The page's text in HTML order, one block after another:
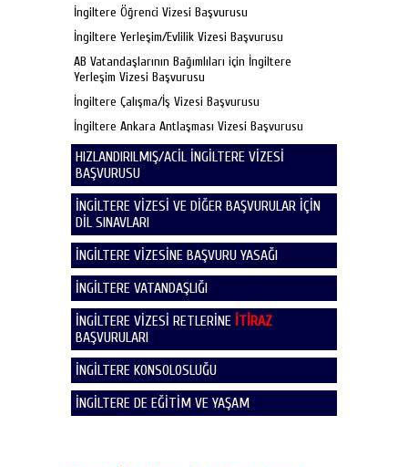
İngiltere Öğrenci Vizesi Başvurusu
İngiltere Yerleşim/Evlilik Vizesi Başvurusu
AB Vatandaşlarının Bağımlıları için İngiltere
Yerleşim Vizesi Başvurusu
İngiltere Çalışma/İş Vizesi Başvurusu
İngiltere Ankara Antlaşması Vizesi Başvurusu
HIZLANDIRILMIŞ/ACİL İNGİLTERE VİZESİ
BAŞVURUSU
İNGİLTERE VİZESİ VE DİĞER BAŞVURULAR İÇİN
DİL SINAVLARI
İNGİLTERE VİZESİNE BAŞVURU YASAĞI
İNGİLTERE VATANDAŞLIĞI
İNGİLTERE VİZESİ RETLERİNE İTİRAZ
BAŞVURULARI
İNGİLTERE KONSOLOSLUĞU
İNGİLTERE DE EĞİTİM VE YAŞAM